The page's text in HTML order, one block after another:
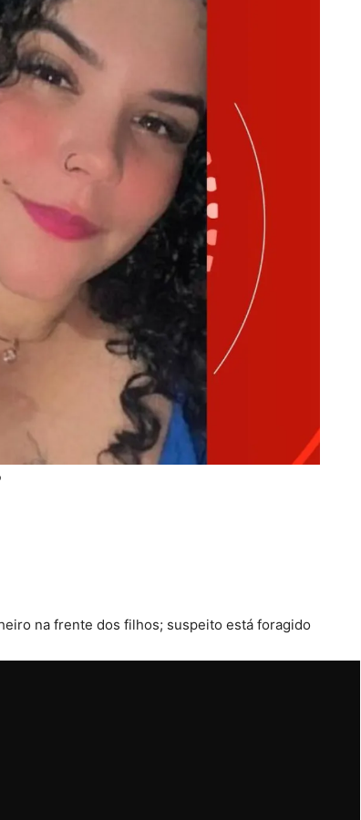
na frente dos filhos; suspeito está foragido